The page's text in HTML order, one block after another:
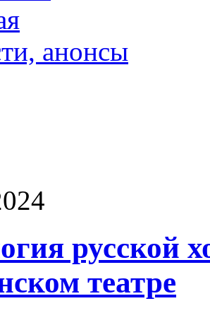
анонсы
русской
театре